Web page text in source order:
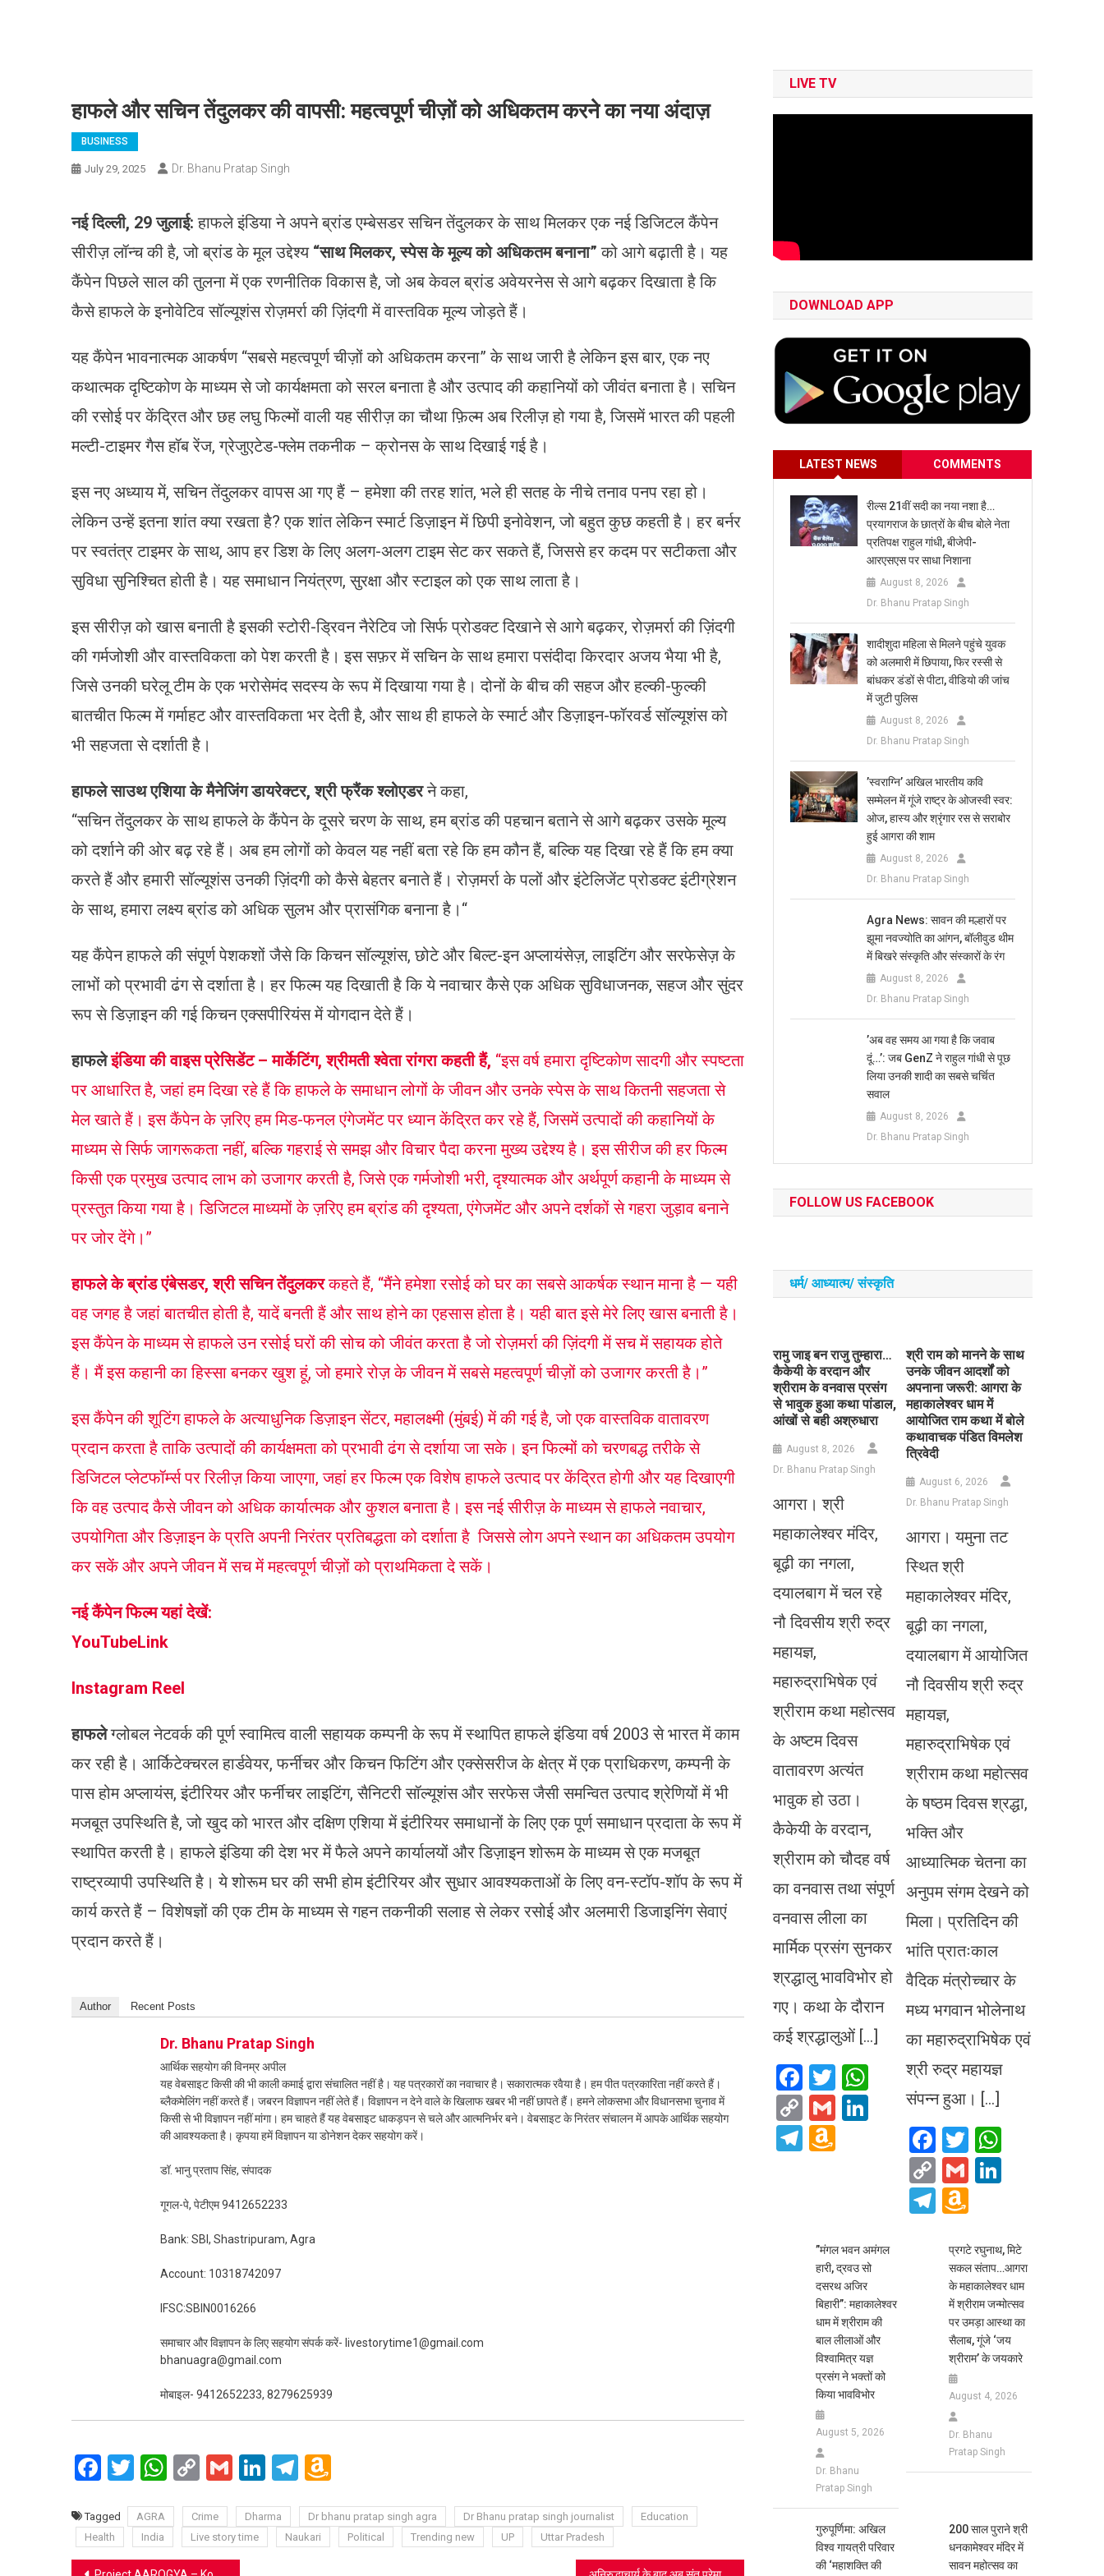
हाफले और सचिन तेंदुलकर की वापसी: महत्वपूर्ण चीज़ों को अधिकतम करने का नया अंदाज़
BUSINESS
July 29, 2025 Dr. Bhanu Pratap Singh
नई दिल्ली, 29 जुलाई: हाफले इंडिया ने अपने ब्रांड एम्बेसडर सचिन तेंदुलकर के साथ मिलकर एक नई डिजिटल कैंपेन
सीरीज़ लॉन्च की है, जो ब्रांड के मूल उद्देश्य “साथ मिलकर, स्पेस के मूल्य को अधिकतम बनाना” को आगे बढ़ाती है। यह
कैंपेन पिछले साल की तुलना में एक रणनीतिक विकास है, जो अब केवल ब्रांड अवेयरनेस से आगे बढ़कर दिखाता है कि
कैसे हाफले के इनोवेटिव सॉल्यूशंस रोज़मर्रा की ज़िंदगी में वास्तविक मूल्य जोड़ते हैं।
यह कैंपेन भावनात्मक आकर्षण “सबसे महत्वपूर्ण चीज़ों को अधिकतम करना” के साथ जारी है लेकिन इस बार, एक नए
कथात्मक दृष्टिकोण के माध्यम से जो कार्यक्षमता को सरल बनाता है और उत्पाद की कहानियों को जीवंत बनाता है। सचिन
की रसोई पर केंद्रित और छह लघु फिल्मों वाली यह सीरीज़ का चौथा फ़िल्म अब रिलीज़ हो गया है, जिसमें भारत की पहली
मल्टी-टाइमर गैस हॉब रेंज, ग्रेजुएटेड-फ्लेम तकनीक – क्रोनस के साथ दिखाई गई है।
इस नए अध्याय में, सचिन तेंदुलकर वापस आ गए हैं – हमेशा की तरह शांत, भले ही सतह के नीचे तनाव पनप रहा हो।
लेकिन उन्हें इतना शांत क्या रखता है? एक शांत लेकिन स्मार्ट डिज़ाइन में छिपी इनोवेशन, जो बहुत कुछ कहती है। हर बर्नर
पर स्वतंत्र टाइमर के साथ, आप हर डिश के लिए अलग-अलग टाइम सेट कर सकते हैं, जिससे हर कदम पर सटीकता और
सुविधा सुनिश्चित होती है। यह समाधान नियंत्रण, सुरक्षा और स्टाइल को एक साथ लाता है।
इस सीरीज़ को खास बनाती है इसकी स्टोरी-ड्रिवन नैरेटिव जो सिर्फ प्रोडक्ट दिखाने से आगे बढ़कर, रोज़मर्रा की ज़िंदगी
की गर्मजोशी और वास्तविकता को पेश करती है। इस सफ़र में सचिन के साथ हमारा पसंदीदा किरदार अजय भैया भी है,
जिसे उनकी घरेलू टीम के एक भरोसेमंद सदस्य के रूप में दिखाया गया है। दोनों के बीच की सहज और हल्की-फुल्की
बातचीत फिल्म में गर्माहट और वास्तविकता भर देती है, और साथ ही हाफले के स्मार्ट और डिज़ाइन-फॉरवर्ड सॉल्यूशंस को
भी सहजता से दर्शाती है।
हाफलेसाउथ एशिया के मैनेजिंग डायरेक्टर, श्री फ्रैंक श्लोएडरने कहा,
“सचिन तेंदुलकर के साथ हाफले के कैंपेन के दूसरे चरण के साथ, हम ब्रांड की पहचान बताने से आगे बढ़कर उसके मूल्य
को दर्शाने की ओर बढ़ रहे हैं। अब हम लोगों को केवल यह नहीं बता रहे कि हम कौन हैं, बल्कि यह दिखा रहे हैं कि हम क्या
करते हैं और हमारी सॉल्यूशंस उनकी ज़िंदगी को कैसे बेहतर बनाते हैं। रोज़मर्रा के पलों और इंटेलिजेंट प्रोडक्ट इंटीग्रेशन
के साथ, हमारा लक्ष्य ब्रांड को अधिक सुलभ और प्रासंगिक बनाना है।“
यह कैंपेन हाफले की संपूर्ण पेशकशों जैसे कि किचन सॉल्यूशंस, छोटे और बिल्ट-इन अप्लायंसेज़, लाइटिंग और सरफेसेज़ के
लाभों को प्रभावी ढंग से दर्शाता है। हर फिल्म यह दिखाती है कि ये नवाचार कैसे एक अधिक सुविधाजनक, सहज और सुंदर
रूप से डिज़ाइन की गई किचन एक्सपीरियंस में योगदान देते हैं।
हाफले इंडिया की वाइस प्रेसिडेंट – मार्केटिंग, श्रीमती श्वेतारांगरा कहती हैं, “इस वर्ष हमारा दृष्टिकोण सादगी और स्पष्टता
पर आधारित है, जहां हम दिखा रहे हैं कि हाफले के समाधान लोगों के जीवन और उनके स्पेस के साथ कितनी सहजता से
मेल खाते हैं। इस कैंपेन के ज़रिए हम मिड-फनल एंगेजमेंट पर ध्यान केंद्रित कर रहे हैं, जिसमें उत्पादों की कहानियों के
माध्यम से सिर्फ जागरूकता नहीं, बल्कि गहराई से समझ और विचार पैदा करना मुख्य उद्देश्य है। इस सीरीज की हर फिल्म
किसी एक प्रमुख उत्पाद लाभ को उजागर करती है, जिसे एक गर्मजोशी भरी, दृश्यात्मक और अर्थपूर्ण कहानी के माध्यम से
प्रस्तुत किया गया है। डिजिटल माध्यमों के ज़रिए हम ब्रांड की दृश्यता, एंगेजमेंट और अपने दर्शकों से गहरा जुड़ाव बनाने
पर जोर देंगे।”
हाफलेके ब्रांड एंबेसडर, श्री सचिन तेंदुलकरकहते हैं, “मैंने हमेशा रसोई को घर का सबसे आकर्षक स्थान माना है — यही
वह जगह है जहां बातचीत होती है, यादें बनती हैं और साथ होने का एहसास होता है। यही बात इसे मेरे लिए खास बनाती है।
इस कैंपेन के माध्यम से हाफले उन रसोई घरों की सोच को जीवंत करता है जो रोज़मर्रा की ज़िंदगी में सच में सहायक होते
हैं। मैं इस कहानी का हिस्सा बनकर खुश हूं, जो हमारे रोज़ के जीवन में सबसे महत्वपूर्ण चीज़ों को उजागर करती है।”
इस कैंपेन की शूटिंग हाफले के अत्याधुनिक डिज़ाइन सेंटर, महालक्ष्मी (मुंबई) में की गई है, जो एक वास्तविक वातावरण
प्रदान करता है ताकि उत्पादों की कार्यक्षमता को प्रभावी ढंग से दर्शाया जा सके। इन फिल्मों को चरणबद्ध तरीके से
डिजिटल प्लेटफॉर्म्स पर रिलीज़ किया जाएगा, जहां हर फिल्म एक विशेष हाफले उत्पाद पर केंद्रित होगी और यह दिखाएगी
कि वह उत्पाद कैसे जीवन को अधिक कार्यात्मक और कुशल बनाता है। इस नई सीरीज़ के माध्यम से हाफले नवाचार,
उपयोगिता और डिज़ाइन के प्रति अपनी निरंतर प्रतिबद्धता को दर्शाता है जिससे लोग अपने स्थान का अधिकतम उपयोग
कर सकें और अपने जीवन में सच में महत्वपूर्ण चीज़ों को प्राथमिकता दे सकें।
नई कैंपेन फिल्म यहां देखें:
YouTubeLink
Instagram Reel
हाफलेग्लोबल नेटवर्क की पूर्ण स्वामित्व वाली सहायक कम्पनी के रूप में स्थापित हाफले इंडिया वर्ष 2003 से भारत में काम
कर रही है। आर्किटेक्चरल हार्डवेयर, फर्नीचर और किचन फिटिंग और एक्सेसरीज के क्षेत्र में एक प्राधिकरण, कम्पनी के
पास होम अप्लायंस, इंटीरियर और फर्नीचर लाइटिंग, सैनिटरी सॉल्यूशंस और सरफेस जैसी समन्वित उत्पाद श्रेणियों में भी
मजबूत उपस्थिति है, जो खुद को भारत और दक्षिण एशिया में इंटीरियर समाधानों के लिए एक पूर्ण समाधान प्रदाता के रूप में
स्थापित करती है। हाफले इंडिया की देश भर में फैले अपने कार्यालयों और डिज़ाइन शोरूम के माध्यम से एक मजबूत
राष्ट्रव्यापी उपस्थिति है। ये शोरूम घर की सभी होम इंटीरियर और सुधार आवश्यकताओं के लिए वन-स्टॉप-शॉप के रूप में
कार्य करते हैं – विशेषज्ञों की एक टीम के माध्यम से गहन तकनीकी सलाह से लेकर रसोई और अलमारी डिजाइनिंग सेवाएं
प्रदान करते हैं।
Author Recent Posts
Dr. Bhanu Pratap Singh
आर्थिक सहयोग की विनम्र अपील
यह वेबसाइट किसी की भी काली कमाई द्वारा संचालित नहीं है। यह पत्रकारों का नवाचार है। सकारात्मक रवैया है। हम पीत पत्रकारिता नहीं करते हैं।
ब्लैकमेलिंग नहीं करते हैं। जबरन विज्ञापन नहीं लेते हैं। विज्ञापन न देने वाले के खिलाफ खबर भी नहीं छापते हैं। हमने लोकसभा और विधानसभा चुनाव में
किसी से भी विज्ञापन नहीं मांगा। हम चाहते हैं यह वेबसाइट धाकड़पन से चले और आत्मनिर्भर बने। वेबसाइट के निरंतर संचालन में आपके आर्थिक सहयोग
की आवश्यकता है। कृपया हमें विज्ञापन या डोनेशन देकर सहयोग करें।
डॉ. भानु प्रताप सिंह, संपादक
गूगल-पे, पेटीएम 9412652233
Bank: SBI, Shastripuram, Agra
Account: 10318742097
IFSC:SBIN0016266
समाचार और विज्ञापन के लिए सहयोग संपर्क करें- livestorytime1@gmail.com
bhanuagra@gmail.com
मोबाइल- 9412652233, 8279625939
Facebook
Twitter
WhatsApp
CopyGmailLinkedIn
Telegram
List
Tagged AGRA Crime Dharma Dr bhanu pratap singh agra Dr Bhanu pratap singh journalist
Education
Health
India Live story time Naukari Political Trending new UP Uttar Pradesh
LIVE TV
DOWNLOAD APP
LATEST NEWS COMMENTS
रील्स 21वीं सदी का नया नशा है…
प्रयागराज के छात्रों के बीच बोले नेता
प्रतिपक्ष राहुल गांधी, बीजेपी-
आरएसएस पर साधा निशाना
August 8, 2026
Dr. Bhanu Pratap Singh
शादीशुदा महिला से मिलने पहुंचे युवक
को अलमारी में छिपाया, फिर रस्सी से
बांधकर डंडों से पीटा, वीडियो की जांच
में जुटी पुलिस
August 8, 2026
Dr. Bhanu Pratap Singh
​’स्वराग्नि’ अखिल भारतीय कवि
सम्मेलन में गूंजे राष्ट्र के ओजस्वी स्वर:
ओज, हास्य और श्रृंगार रस से सराबोर
हुई आगरा की शाम
August 8, 2026
Dr. Bhanu Pratap Singh
Agra News: सावन की मल्हारों पर
झूमा नवज्योति का आंगन, बॉलीवुड थीम
में बिखरे संस्कृति और संस्कारों के रंग
August 8, 2026
Dr. Bhanu Pratap Singh
​’अब वह समय आ गया है कि जवाब
दूं…’: जब GenZ ने राहुल गांधी से पूछ
लिया उनकी शादी का सबसे चर्चित
सवाल
August 8, 2026
Dr. Bhanu Pratap Singh
FOLLOW US FACEBOOK
धर्म/ आध्‍यात्‍म/ संस्‍कृति
रामु जाइ बन राजु तुम्हारा…
कैकेयी के वरदान और
श्रीराम के वनवास प्रसंग
से भावुक हुआ कथा पांडाल,
आंखों से बही अश्रुधारा
August 8, 2026
Dr. Bhanu Pratap Singh
आगरा। श्री
महाकालेश्वर मंदिर,
बूढ़ी का नगला,
दयालबाग में चल रहे
नौ दिवसीय श्री रुद्र
महायज्ञ,
महारुद्राभिषेक एवं
श्रीराम कथा महोत्सव
के अष्टम दिवस
वातावरण अत्यंत
भावुक हो उठा।
कैकेयी के वरदान,
श्रीराम को चौदह वर्ष
का वनवास तथा संपूर्ण
वनवास लीला का
मार्मिक प्रसंग सुनकर
श्रद्धालु भावविभोर हो
गए। कथा के दौरान
कई श्रद्धालुओं […]
Facebook
TwitterWhatsApp
Copy
Link
GmailLinkedIn
Telegram
Amazon
​श्री राम को मानने के साथ
उनके जीवन आदर्शों को
अपनाना जरूरी: आगरा के
महाकालेश्वर धाम में
आयोजित राम कथा में बोले
कथावाचक पंडित विमलेश
त्रिवेदी
August 6, 2026
Dr. Bhanu Pratap Singh
आगरा। यमुना तट
स्थित श्री
महाकालेश्वर मंदिर,
बूढ़ी का नगला,
दयालबाग में आयोजित
नौ दिवसीय श्री रुद्र
महायज्ञ,
महारुद्राभिषेक एवं
श्रीराम कथा महोत्सव
के षष्ठम दिवस श्रद्धा,
भक्ति और
आध्यात्मिक चेतना का
अनुपम संगम देखने को
मिला। प्रतिदिन की
भांति प्रातःकाल
वैदिक मंत्रोच्चार के
मध्य भगवान भोलेनाथ
का महारुद्राभिषेक एवं
श्री रुद्र महायज्ञ
संपन्न हुआ। […]
Facebook
Twitter
Copy
Link
Gmail
Telegram
List
​”मंगल भवन अमंगल
हारी, द्रवउ सो
दसरथ अजिर
बिहारी”: महाकालेश्वर
धाम में श्रीराम की
बाल लीलाओं और
विश्वामित्र यज्ञ
प्रसंग ने भक्तों को
किया भावविभोर
August 5, 2026
Dr. Bhanu
Pratap Singh
प्रगटे रघुनाथ, मिटे
सकल संताप…आगरा
के महाकालेश्वर धाम
में श्रीराम जन्मोत्सव
पर उमड़ा आस्था का
सैलाब, गूंजे ‘जय
श्रीराम’ के जयकारे
August 4, 2026
Dr. Bhanu
Pratap Singh
गुरुपूर्णिमा: अखिल
विश्व गायत्री परिवार
की ‘महाशक्ति की
200 साल पुराने श्री
धनकामेश्वर मंदिर में
सावन महोत्सव का